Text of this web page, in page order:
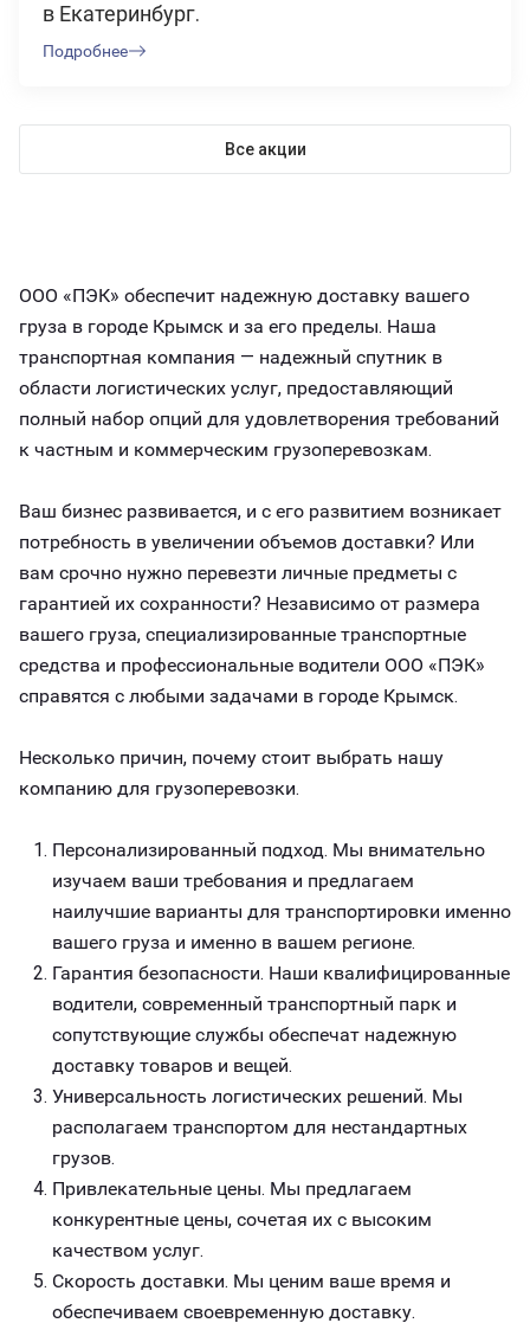
в Екатеринбург.
Подробнее
Все акции
ООО «ПЭК» обеспечит надежную доставку вашего
груза в городе Крымск и за его пределы. Наша
транспортная компания — надежный спутник в
области логистических услуг, предоставляющий
полный набор опций для удовлетворения требований
к частным и коммерческим грузоперевозкам.
Ваш бизнес развивается, и с его развитием возникает
потребность в увеличении объемов доставки? Или
вам срочно нужно перевезти личные предметы с
гарантией их сохранности? Независимо от размера
вашего груза, специализированные транспортные
средства и профессиональные водители ООО «ПЭК»
справятся с любыми задачами в городе Крымск.
Несколько причин, почему стоит выбрать нашу
компанию для грузоперевозки.
Персонализированный подход. Мы внимательно
изучаем ваши требования и предлагаем
наилучшие варианты для транспортировки именно
вашего груза и именно в вашем регионе.
Гарантия безопасности. Наши квалифицированные
водители, современный транспортный парк и
сопутствующие службы обеспечат надежную
доставку товаров и вещей.
Универсальность логистических решений. Мы
располагаем транспортом для нестандартных
грузов.
Привлекательные цены. Мы предлагаем
конкурентные цены, сочетая их с высоким
качеством услуг.
Скорость доставки. Мы ценим ваше время и
обеспечиваем своевременную доставку.